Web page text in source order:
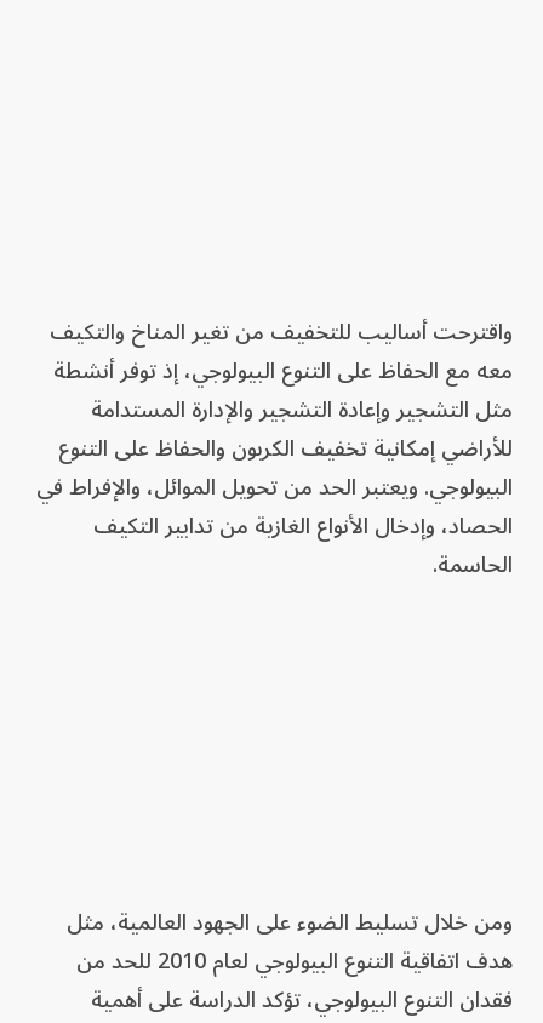
واقترحت أساليب للتخفيف من تغير المناخ والتكيف
معه مع الحفاظ على التنوع البيولوجي، إذ توفر أنشطة
مثل التشجير وإعادة التشجير والإدارة المستدامة
للأراضي إمكانية تخفيف الكربون والحفاظ على التنوع
البيولوجي. ويعتبر الحد من تحويل الموائل، والإفراط في
الحصاد، وإدخال الأنواع الغازية من تدابير التكيف
الحاسمة.
ومن خلال تسليط الضوء على الجهود العالمية، مثل
هدف اتفاقية التنوع البيولوجي لعام 2010 للحد من
فقدان التنوع البيولوجي، تؤكد الدراسة على أهمية